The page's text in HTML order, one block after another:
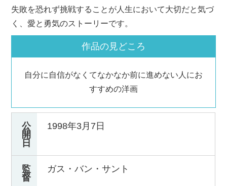
失敗を恐れず挑戦することが人生において大切だと気づ
く、愛と勇気のストーリーです。
作品の見どころ
自分に自信がなくてなかなか前に進めない人にお
すすめの洋画
公
開
日
1998年3月7日
監
督
ガス・バン・サント